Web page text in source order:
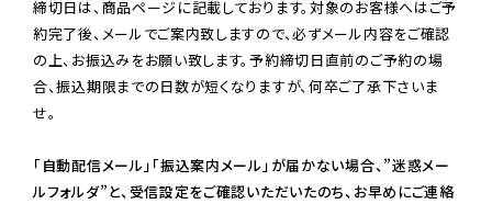
締切日は、商品ページに記載しております。対象のお客様へはご予
約完了後、メールでご案内致しますので、必ずメール内容をご確認
の上、お振込みをお願い致します。予約締切日直前のご予約の場
合、振込期限までの日数が短くなりますが、何卒ご了承下さいま
せ。
「自動配信メール」「振込案内メール」が届かない場合、”迷惑メー
ルフォルダ”と、受信設定をご確認いただいたのち、お早めにご連絡